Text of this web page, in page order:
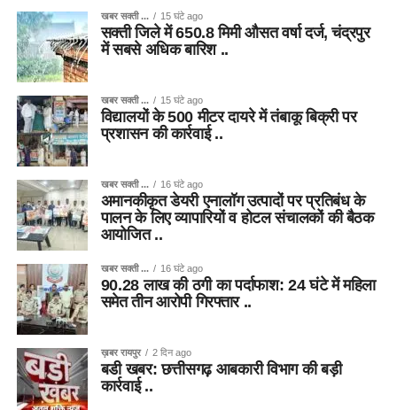
खबर सक्ती ... 15 घंटे ago
सक्ती जिले में 650.8 मिमी औसत वर्षा दर्ज, चंद्रपुर
में सबसे अधिक बारिश ..
खबर सक्ती ... 15 घंटे ago
विद्यालयों के 500 मीटर दायरे में तंबाकू बिक्री पर
प्रशासन की कार्रवाई ..
खबर सक्ती ... 16 घंटे ago
अमानकीकृत डेयरी एनालॉग उत्पादों पर प्रतिबंध के
पालन के लिए व्यापारियों व होटल संचालकों की बैठक
आयोजित ..
खबर सक्ती ... 16 घंटे ago
90.28 लाख की ठगी का पर्दाफाश: 24 घंटे में महिला
समेत तीन आरोपी गिरफ्तार ..
ख़बर रायपुर 2 दिन ago
बडी खबर: छत्तीसगढ़ आबकारी विभाग की बड़ी
कार्रवाई ..